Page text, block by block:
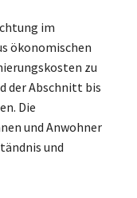
im
ökonomischen
zu
der Abschnitt bis
Die
und Anwohner
und